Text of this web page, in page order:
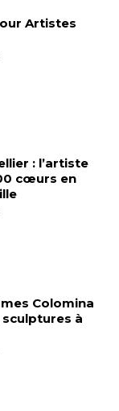
Artistes
: l’artiste
cœurs en
Colomina
à